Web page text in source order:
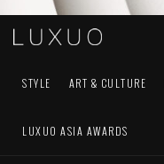
STYLE ART & CULTURE
LUXUO ASIA AWARDS